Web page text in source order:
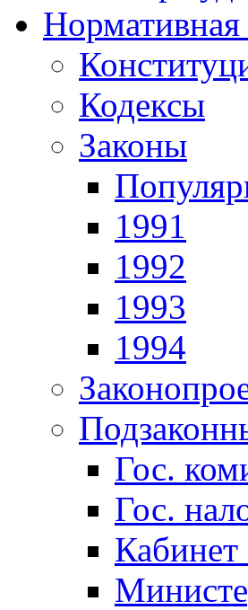
Нормативная
Кодексы
Законы
1991
1992
1993
1994
Гос.
Гос.